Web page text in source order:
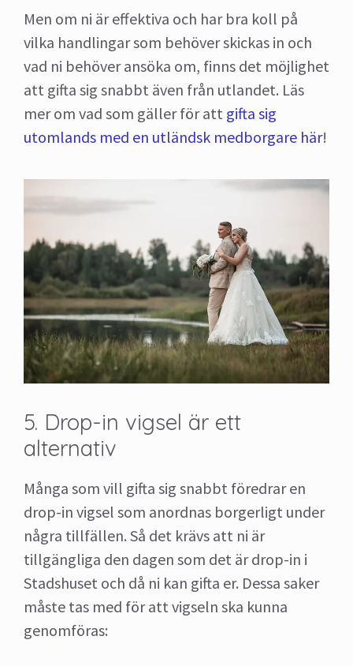
Men om ni är effektiva och har bra koll på
vilka handlingar som behöver skickas in och
vad ni behöver ansöka om, finns det möjlighet
att gifta sig snabbt även från utlandet. Läs
mer om vad som gäller för att gifta sig
utomlands med en utländsk medborgare här!
5. Drop-in vigsel är ett
alternativ
Många som vill gifta sig snabbt föredrar en
drop-in vigsel som anordnas borgerligt under
några tillfällen. Så det krävs att ni är
tillgängliga den dagen som det är drop-in i
Stadshuset och då ni kan gifta er. Dessa saker
måste tas med för att vigseln ska kunna
genomföras: